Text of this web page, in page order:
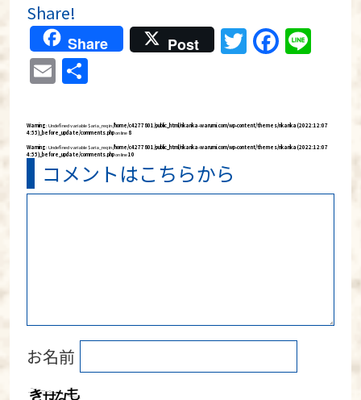
Share!
Share Post Twitter
Email
Warning: Undefined variable $aria_req in/home/c4277801/public_html/rikarika-warumi.com/wp-content/themes/rikarika (2022:12:07
4:55)_before_update/comments.phpon line 8
Warning: Undefined variable $aria_req in/home/c4277801/public_html/rikarika-warumi.com/wp-content/themes/rikarika (2022:12:07
4:55)_before_update/comments.phpon line10
コメントはこちらから
お名前